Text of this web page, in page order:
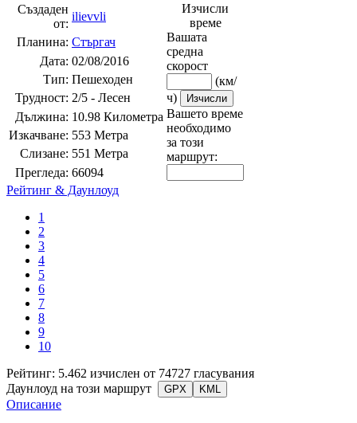
Създаден
от:
ilievvli
Изчисли
време
Вашата
средна
скорост
(км/
ч)
Вашето време
необходимо
за този
маршрут:
Планина: Стъргач
Дата: 02/08/2016
Тип: Пешеходен
Трудност: 2/5 - Лесен
Дължина: 10.98 Километра
Изкачване: 553 Метра
Слизане: 551 Метра
Прегледа: 66094
Рейтинг & Даунлоуд
1
2
3
4
5
6
7
8
9
10
Рейтинг: 5.462 изчислен от 74727 гласувания
Даунлоуд на този маршрут
GPX KML
Описание